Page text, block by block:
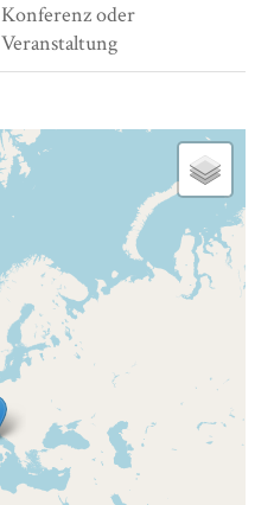
Konferenz oder
Veranstaltung